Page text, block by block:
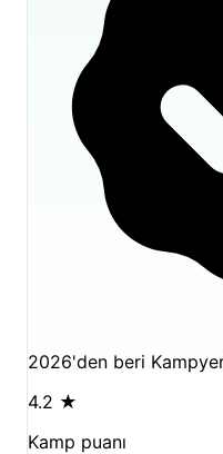
olarak bizler, size
doğanın kalbinde
Siz de bu hikayenin
en bakir koylarından
istiyorsanız, en kısa
2026'den beri
4.2 ★
Kamp puanı